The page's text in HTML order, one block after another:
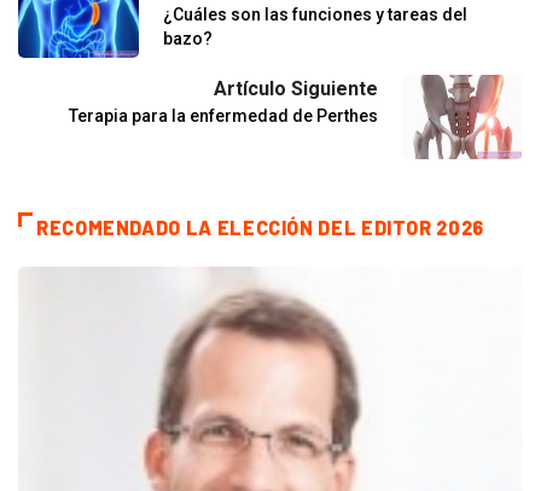
¿Cuáles son las funciones y tareas del
bazo?
Artículo Siguiente
Terapia para la enfermedad de Perthes
RECOMENDADO LA ELECCIÓN DEL EDITOR 2026